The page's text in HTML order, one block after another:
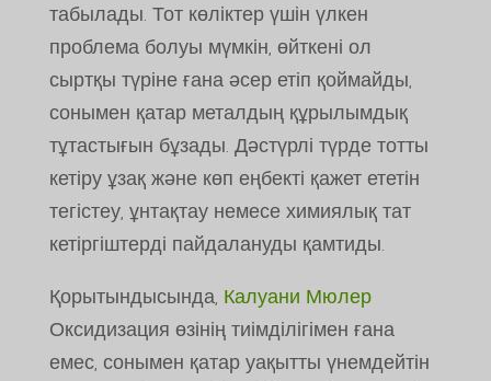
табылады. Тот көліктер үшін үлкен
проблема болуы мүмкін, өйткені ол
сыртқы түріне ғана әсер етіп қоймайды,
сонымен қатар металдың құрылымдық
тұтастығын бұзады. Дәстүрлі түрде тотты
кетіру ұзақ және көп еңбекті қажет ететін
тегістеу, ұнтақтау немесе химиялық тат
кетіргіштерді пайдалануды қамтиды.
Қорытындысында, Калуани Мюлер
Оксидизация өзінің тиімділігімен ғана
емес, сонымен қатар уақытты үнемдейтін